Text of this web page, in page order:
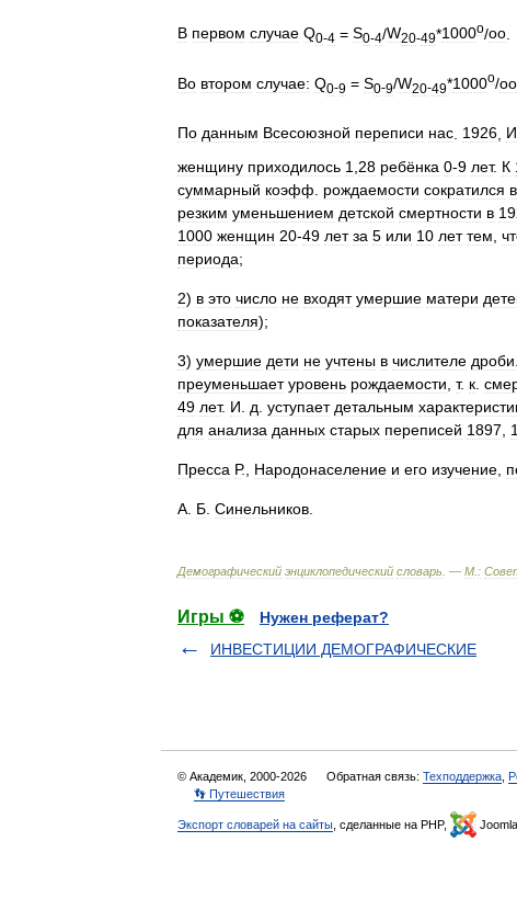
В первом случае Q0-4 = S0-4/W20-49*1000o/оо
Во втором случае: Q0-9 = S0-9/W20-49*1000o/оо
По данным Всесоюзной переписи нас 1926 И
женщину приходилось 1 28 ребёнка 0-9 лет. К
суммарный коэфф рождаемости сократился в
резким уменьшением детской смертности в
1000 женщин 20-49 лет за 5 или 10 лет тем
периода;
2) в это число не входят умершие матери
показателя);
3) умершие дети не учтены в числителе дроби
преуменьшает уровень рождаемости т. к
49 лет. И д уступает детальным
для анализа данных старых переписей 1897
Пресса Р., Народонаселение и его изучение
А Б Синельников
Демографический энциклопедический словарь . — М :
Игры ⚽
Нужен реферат?
ИНВЕСТИЦИИ ДЕМОГРАФИЧЕСКИЕ
© Академик, 2000-2026 Обратная связь: Техподдержка
👣 Путешествия
Экспорт словарей на сайты , сделанные на PHP, Joomla,